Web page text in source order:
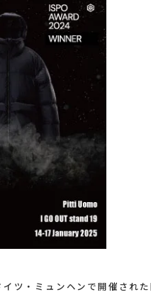
ツ・ミュンヘンで開催され